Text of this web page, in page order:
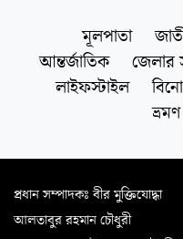
মূলপাতা
আন্তর্জাতিক
জেলার
লাইফস্টাইল
ভ্রমণ
প্রধান সম্পাদকঃ বীর মুক্তিযোদ্ধা
আলতাবুর রহমান চৌধুরী